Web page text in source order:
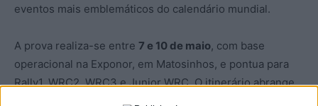
eventos mais emblemáticos do calendário mundial.
A prova realiza-se entre 7 e 10 de maio, com base
operacional na Exponor, em Matosinhos, e pontua para
Rally1, WRC2, WRC3 e Junior WRC. O itinerário abrange